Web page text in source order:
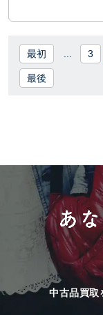
最初 3
最後
中古品買取